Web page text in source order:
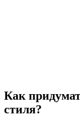
Как
стиля?